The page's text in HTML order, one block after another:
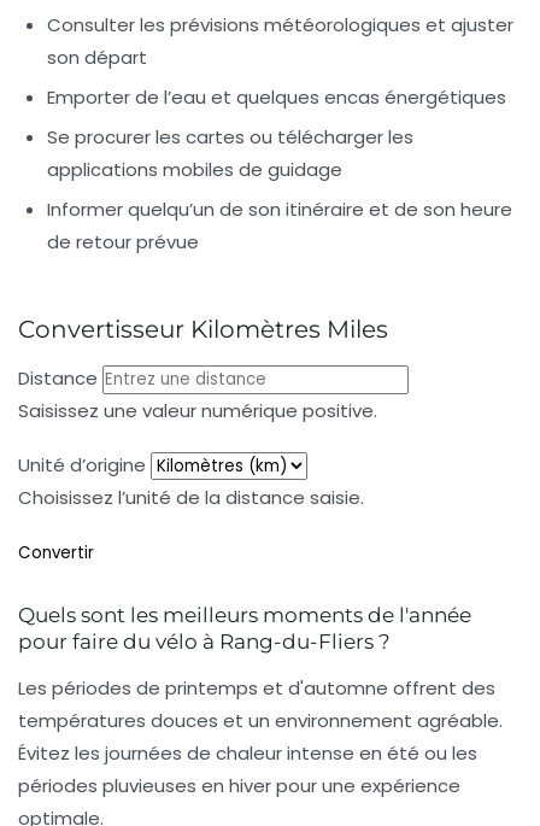
Consulter les prévisions météorologiques et ajuster
son départ
Emporter de l’eau et quelques encas énergétiques
Se procurer les cartes ou télécharger les
applications mobiles de guidage
Informer quelqu’un de son itinéraire et de son heure
de retour prévue
Convertisseur Kilomètres Miles
Distance
Saisissez une valeur numérique positive.
Unité d’origine
Choisissez l’unité de la distance saisie.
Convertir
Quels sont les meilleurs moments de l'année
pour faire du vélo à Rang-du-Fliers ?
Les périodes de printemps et d'automne offrent des
températures douces et un environnement agréable.
Évitez les journées de chaleur intense en été ou les
périodes pluvieuses en hiver pour une expérience
optimale.